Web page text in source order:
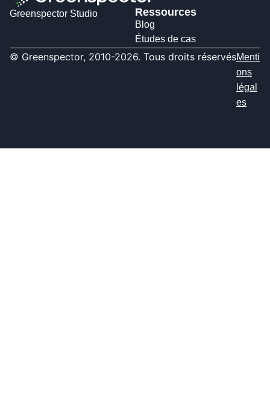
Greenspector Studio Ressources
Blog
Études de cas
© Greenspector, 2010-2026. Tous droits réservésMenti
ons
légal
es